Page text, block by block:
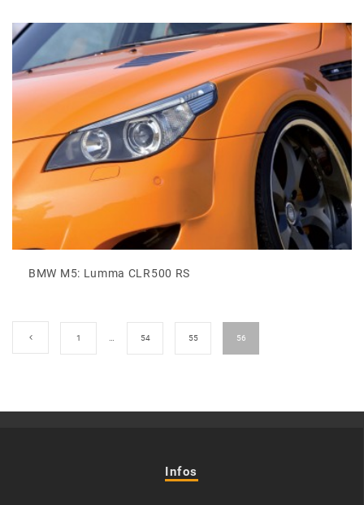
BMW M5: Lumma CLR500 RS
1 54 55 56
Infos